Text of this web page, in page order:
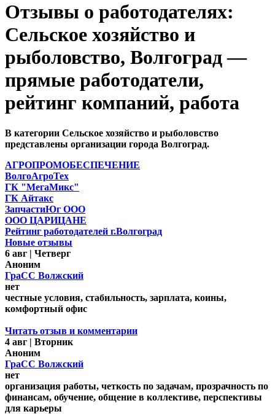
Отзывы о работодателях:
Сельское хозяйство и
рыболовство, Волгоград —
прямые работодатели,
рейтинг компаний, работа
В категории Сельское хозяйство и рыболовство
представлены организации города Волгоград.
АГРОПРОМОБЕСПЕЧЕНИЕ
ВолгоАгроТех
ГК "МегаМикс"
ГК Айтакс
ЗапчастиЮг ООО
ООО ЦАРИЦАНЕ
Рейтинг работодателей г.Волгоград
Новые отзывы
6 авг | Четверг
Аноним
ГраСС Волжский
нет
честные условия, стабильность, зарплата, коины,
комфортный офис
Читать отзыв и комментарии
4 авг | Вторник
Аноним
ГраСС Волжский
нет
организация работы, четкость по задачам, прозрачность по
финансам, обучение, общение в коллективе, перспективы
для карьеры